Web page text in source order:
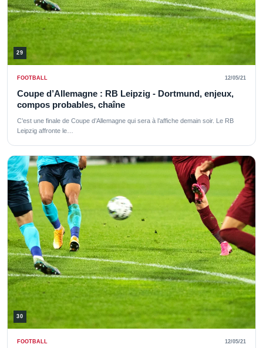
29
FOOTBALL 12/05/21
Coupe d’Allemagne : RB Leipzig - Dortmund, enjeux,
compos probables, chaîne
C’est une finale de Coupe d’Allemagne qui sera à l’affiche demain soir. Le RB
Leipzig affronte le…
30
FOOTBALL 12/05/21